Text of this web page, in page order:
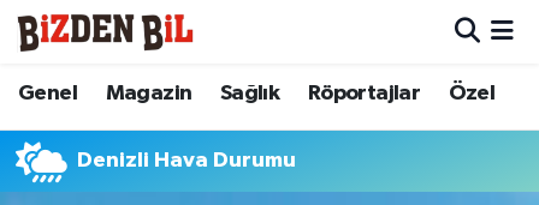
Genel Magazin Sağlık Röportajlar Özel
Denizli Hava Durumu
Hava Durumu
Trafik Durumu